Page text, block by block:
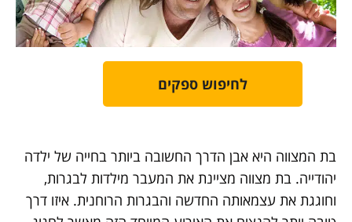
לחיפוש ספקים
בת המצווה היא אבן הדרך החשובה ביותר בחייה של ילדה
יהודייה. בת מצווה מציינת את המעבר מילדות לבגרות,
וחוגגת את עצמאותה החדשה והבגרות הרוחנית. איזו דרך